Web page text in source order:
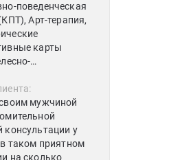
поведенческая
Арт-терапия,
карты
семейная
Песочная
психотерапия,
мужчиной
консультации у
таком приятном
на сколько